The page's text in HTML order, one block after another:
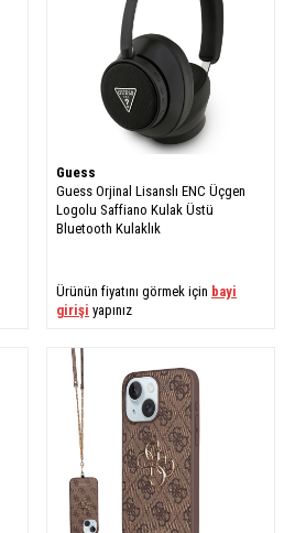
Guess
Guess Orjinal Lisanslı ENC Üçgen
Logolu Saffiano Kulak Üstü
Bluetooth Kulaklık
Ürünün fiyatını görmek için bayi
girişi yapınız